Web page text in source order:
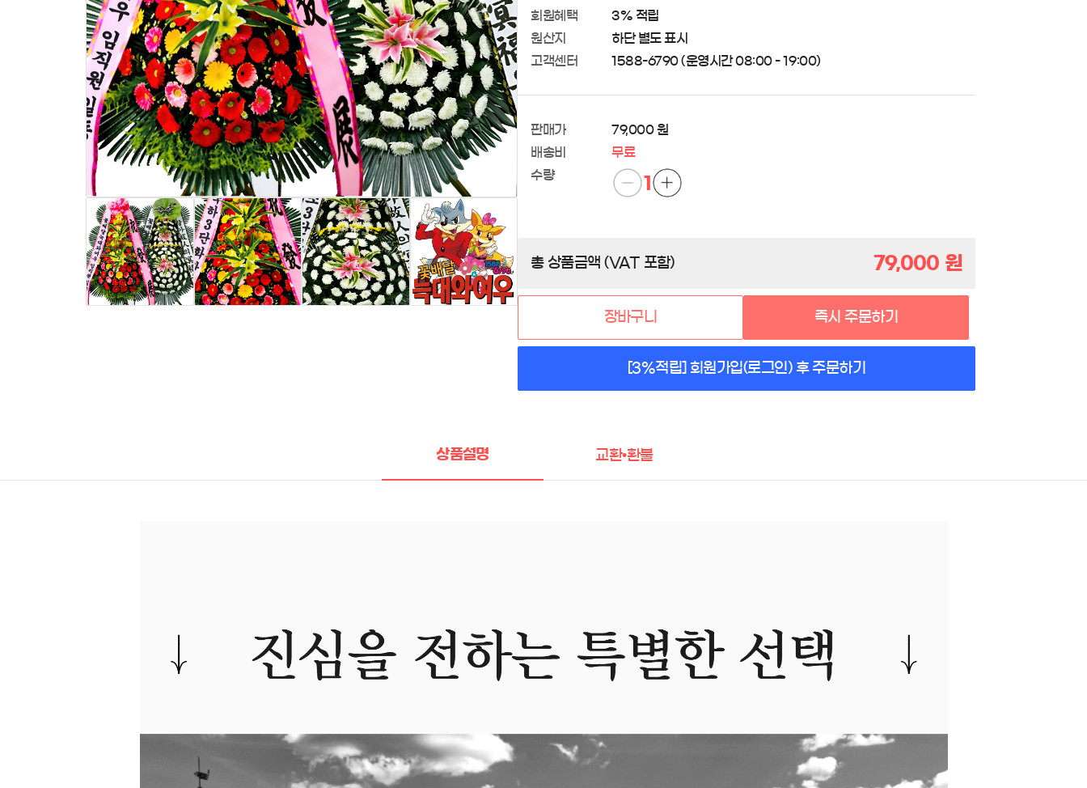
회원혜택
3% 적립
원산지
하단 별도 표시
고객센터
1588-6790 (운영시간 08:00 - 19:00)
판매가
79,000 원
배송비
무료
수량
1
총 상품금액 (VAT 포함) 79,000 원
장바구니 즉시 주문하기
[3%적립] 회원가입(로그인) 후 주문하기
상품설명 교환•환불